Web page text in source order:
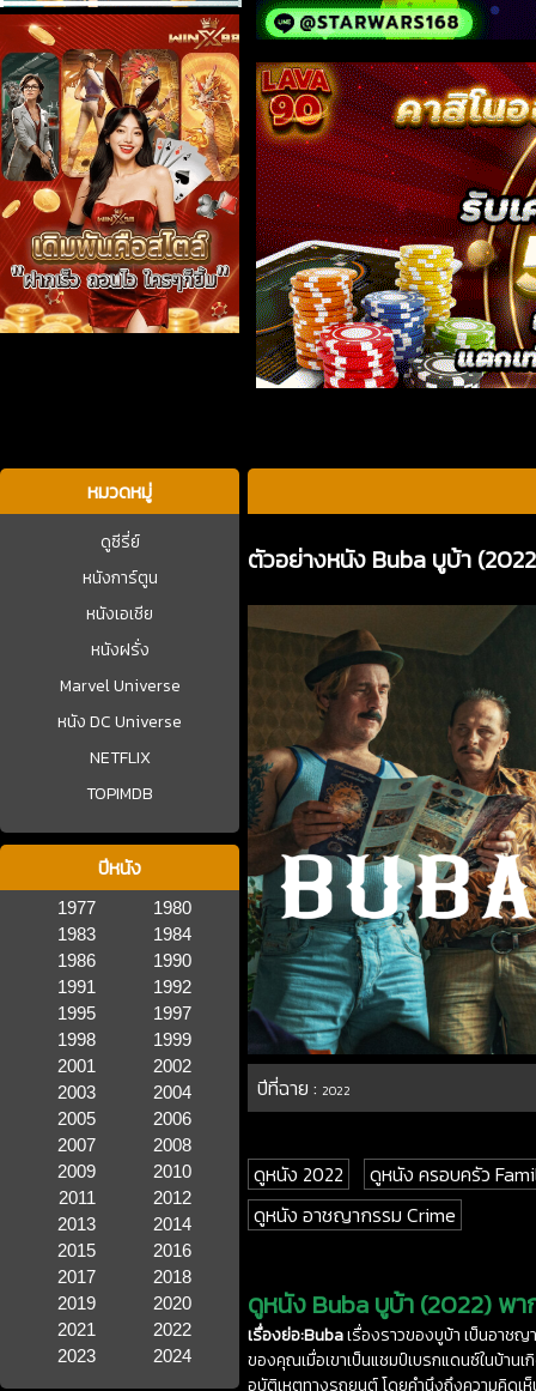
หมวดหมู่
ดูซีรี่ย์
หนังการ์ตูน
หนังเอเชีย
หนังฝรั่ง
Marvel Universe
หนัง DC Universe
NETFLIX
TOPIMDB
ปีหนัง
1977
1980
1983
1984
1986
1990
1991
1992
1995
1997
1998
1999
2001
2002
2003
2004
2005
2006
2007
2008
2009
2010
2011
2012
2013
2014
2015
2016
2017
2018
2019
2020
2021
2022
2023
2024
ตัวอย่างหนัง Buba บูบ้า
ปีที่ฉาย :2022
ดูหนัง 2022
ดูหนัง ครอบครัว
ดูหนัง อาชญากรรม Crime
ดูหนัง Buba บูบ้า (2022) พา
เรื่องย่อ:Bubaเรื่องราวของบูบ้า เป็นอาชญ
ของคุณเมื่อเขาเป็นแชมป์เบรกแดนซ์ในบ้าน